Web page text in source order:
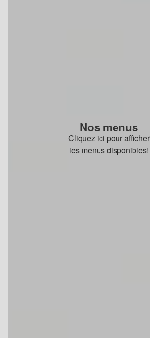
Nos menus
Cliquez ici pour afficher
les menus disponibles!